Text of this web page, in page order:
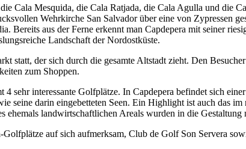
Cala Mesquida, die Cala Ratjada, die Cala Agulla und die
Wehrkirche San Salvador über eine von Zypressen
Bereits aus der Ferne erkennt man Capdepera mit seiner
Landschaft der Nordostküste.
statt, der sich durch die gesamte Altstadt zieht. Den
zum Shoppen.
4 sehr interessante Golfplätze. In Capdepera befindet sich
seine darin eingebetteten Seen. Ein Highlight ist auch das
ehemals landwirtschaftlichen Areals wurden in die
auf sich aufmerksam, Club de Golf Son Servera